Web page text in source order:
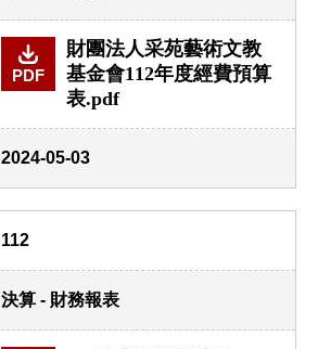
PDF
財團法人采苑藝術文教
基金會112年度經費預算
表.pdf
2024-05-03
112
決算 - 財務報表